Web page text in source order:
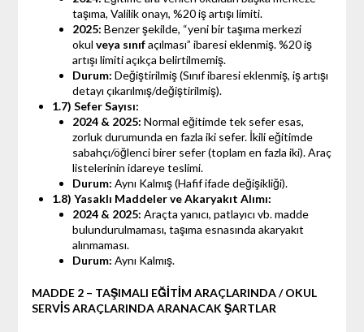
taşıma, Valilik onayı, %20 iş artışı limiti.
2025: Benzer şekilde, “yeni bir taşıma merkezi
okul veya sınıfaçılması” ibaresi eklenmiş. %20 iş
artışı limiti açıkça belirtilmemiş.
Durum: Değiştirilmiş (Sınıf ibaresi eklenmiş, iş artışı
detayı çıkarılmış/değiştirilmiş).
1.7) Sefer Sayısı:
2024 & 2025: Normal eğitimde tek sefer esas,
zorluk durumunda en fazla iki sefer. İkili eğitimde
sabahçı/öğlenci birer sefer (toplam en fazla iki). Araç
listelerinin idareye teslimi.
Durum: Aynı Kalmış (Hafif ifade değişikliği).
1.8) Yasaklı Maddeler ve Akaryakıt Alımı:
2024 & 2025: Araçta yanıcı, patlayıcı vb. madde
bulundurulmaması, taşıma esnasında akaryakıt
alınmaması.
Durum: Aynı Kalmış.
MADDE 2 – TAŞIMALI EĞİTİM ARAÇLARINDA / OKUL
SERVİS ARAÇLARINDA ARANACAK ŞARTLAR